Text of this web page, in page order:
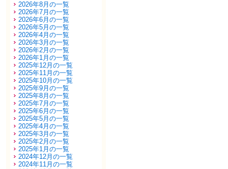
2026年8月の一覧
2026年7月の一覧
2026年6月の一覧
2026年5月の一覧
2026年4月の一覧
2026年3月の一覧
2026年2月の一覧
2026年1月の一覧
2025年12月の一覧
2025年11月の一覧
2025年10月の一覧
2025年9月の一覧
2025年8月の一覧
2025年7月の一覧
2025年6月の一覧
2025年5月の一覧
2025年4月の一覧
2025年3月の一覧
2025年2月の一覧
2025年1月の一覧
2024年12月の一覧
2024年11月の一覧